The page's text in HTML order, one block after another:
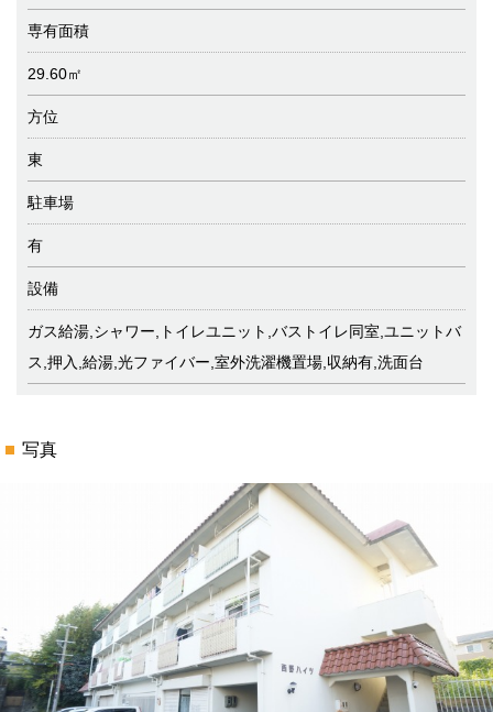
専有面積
29.60㎡
方位
東
駐車場
有
設備
ガス給湯,シャワー,トイレユニット,バストイレ同室,ユニットバ
ス,押入,給湯,光ファイバー,室外洗濯機置場,収納有,洗面台
写真